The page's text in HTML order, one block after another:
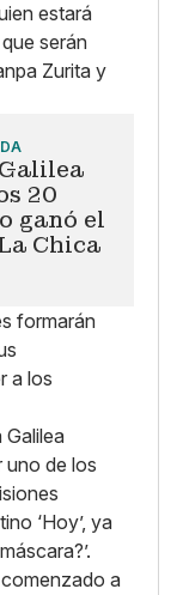
estará
serán
Zurita y
20
ganó el
Chica
formarán
a los
uno de los
‘Hoy’, ya
a